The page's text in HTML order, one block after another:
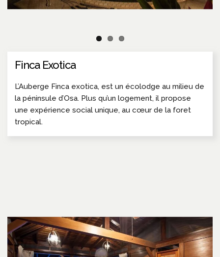
Finca Exotica
L’Auberge Finca exotica, est un écolodge au milieu de
la péninsule d’Osa. Plus qu’un logement, il propose
une expérience social unique, au cœur de la foret
tropical.